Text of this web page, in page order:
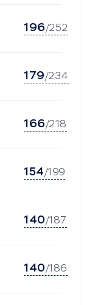
196/252
179/234
166/218
154/199
140/187
140/186